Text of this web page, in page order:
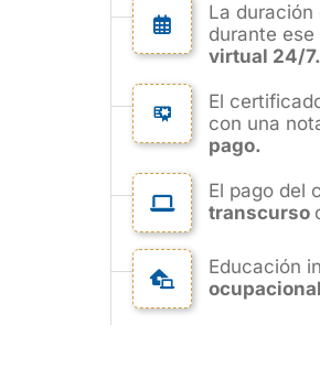
La duración
durante
virtual 24/7.
El
con una
pago.
El pago del
transcurso
Educación
ocupacional